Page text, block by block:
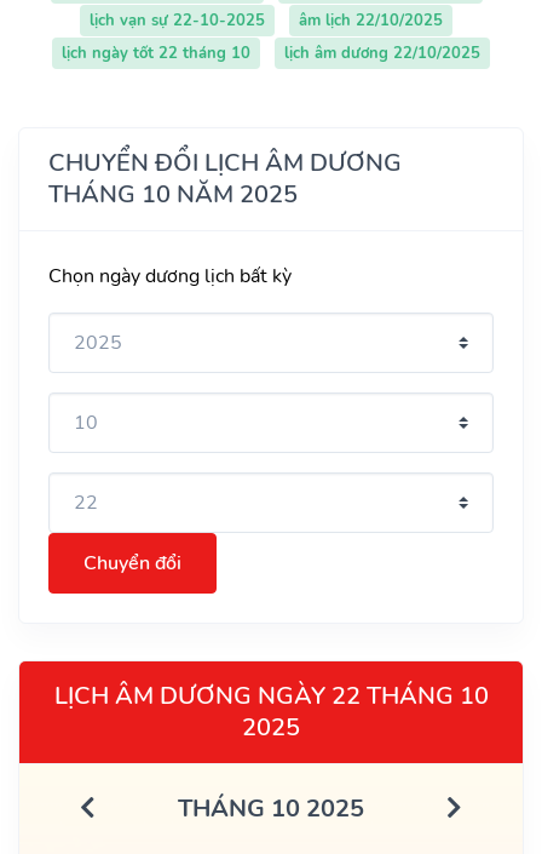
lịch vạn sự 22-10-2025
âm lịch 22/10/2025
lịch ngày tốt 22 tháng 10
lịch âm dương 22/10/2025
CHUYỂN ĐỔI LỊCH ÂM DƯƠNG
THÁNG 10 NĂM 2025
Chọn ngày dương lịch bất kỳ
Chuyển đổi
LỊCH ÂM DƯƠNG NGÀY 22 THÁNG 10
2025
THÁNG 10 2025